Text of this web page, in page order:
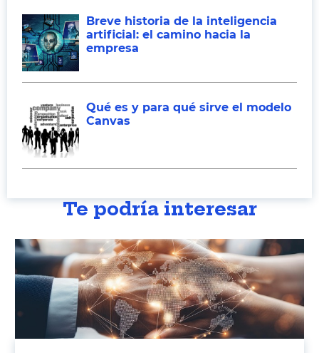
Breve historia de la inteligencia
artificial: el camino hacia la
empresa
Qué es y para qué sirve el modelo
Canvas
Te podría interesar